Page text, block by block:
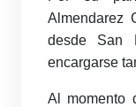
Almendarez
desde San
encargarse
Al momento